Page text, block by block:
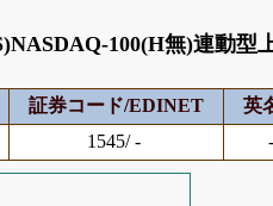
100(H無)連動型
証券コード/EDINET
英
1545/ - -